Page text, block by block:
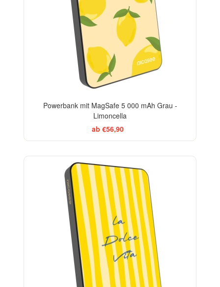
Powerbank mit MagSafe 5 000 mAh Grau -
Limoncella
ab €56,90